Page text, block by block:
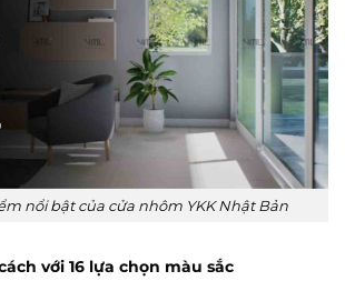
nổi bật của cửa nhôm YKK Nhật Bản
với 16 lựa chọn màu sắc